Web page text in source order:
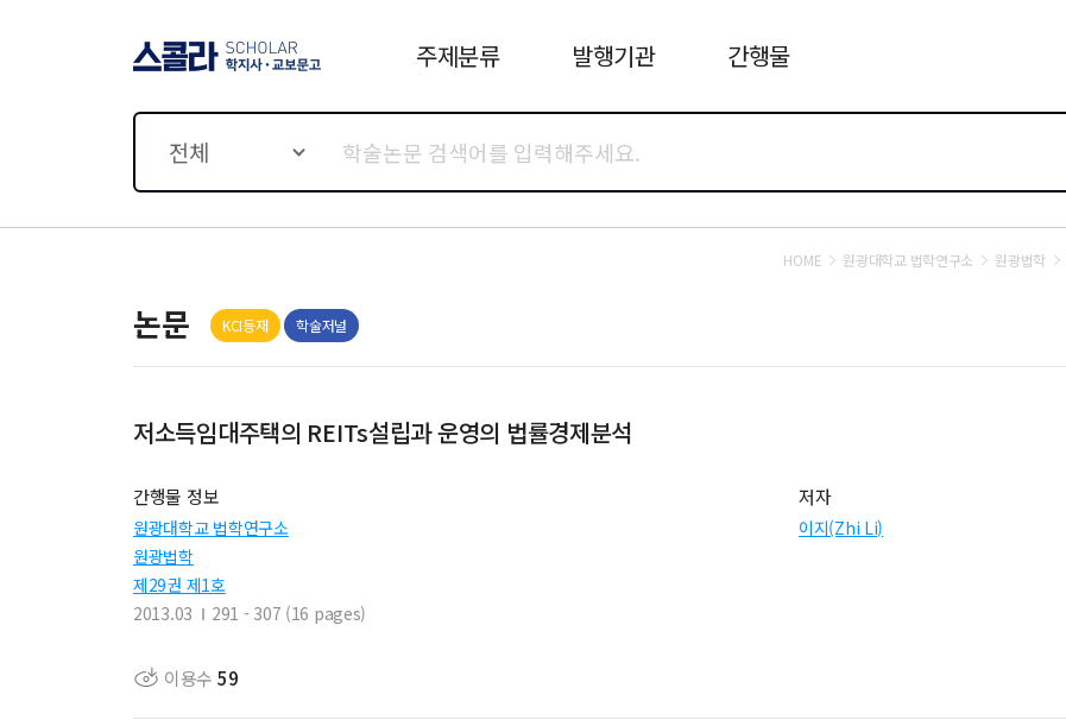
주제분류 발행기관 간행물
전체
HOME 원광대학교 법학연구소 원광법학
논문 KCI등재 학술저널
저소득임대주택의 REITs설립과 운영의 법률경제분석
간행물 정보
원광대학교 법학연구소
원광법학
제29권 제1호
2013.03
291 - 307 (16 pages)
저자
이지(Zhi Li)
이용수 59